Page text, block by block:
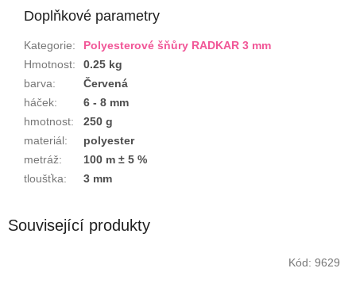
Doplňkové parametry
Kategorie:
Polyesterové šňůry RADKAR 3 mm
Hmotnost:
0.25 kg
barva:
Červená
háček:
6 - 8 mm
hmotnost:
250 g
materiál:
polyester
metráž:
100 m ± 5 %
tloušťka: 3 mm
Související produkty
Kód: 9629